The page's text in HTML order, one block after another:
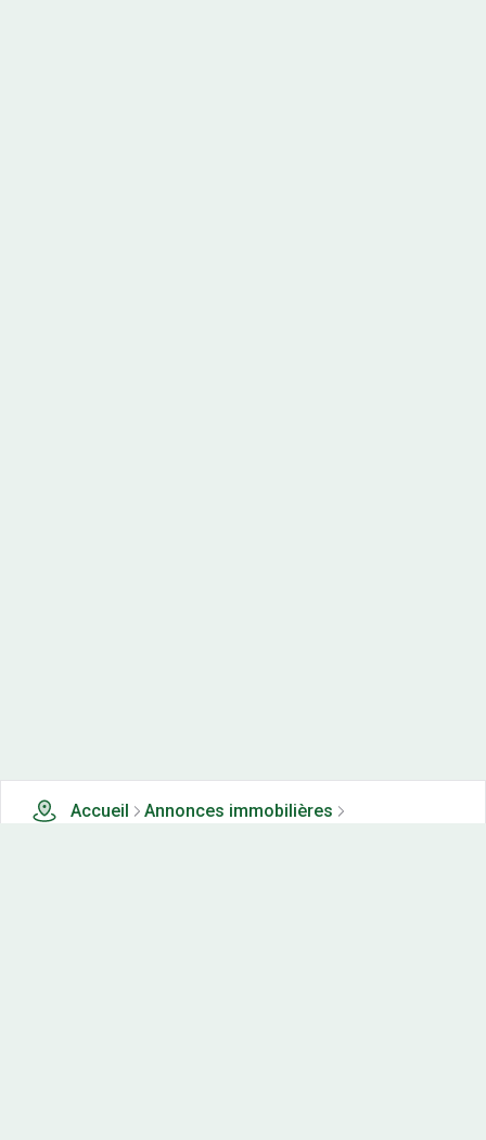
Accueil
Annonces immobilières